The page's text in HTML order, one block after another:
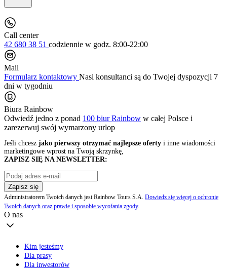
Call center
42 680 38 51 codziennie w godz. 8:00-22:00
Mail
Formularz kontaktowy Nasi konsultanci są do Twojej dyspozycji 7
dni w tygodniu
Biura Rainbow
Odwiedź jedno z ponad 100 biur Rainbow w całej Polsce i
zarezerwuj swój wymarzony urlop
Jeśli chcesz jako pierwszy otrzymać najlepsze oferty i inne wiadomości
marketingowe wprost na Twoją skrzynkę,
ZAPISZ SIĘ NA NEWSLETTER:
Zapisz się
Administratorem Twoich danych jest Rainbow Tours S.A. Dowiedz się więcej o ochronie
Twoich danych oraz prawie i sposobie wycofania zgody.
O nas
Kim jesteśmy
Dla prasy
Dla inwestorów